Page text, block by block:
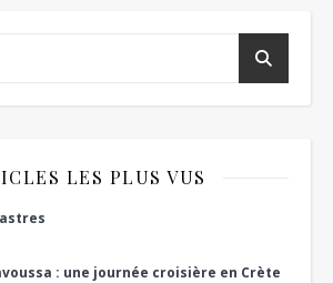
LES PLUS VUS
: une journée croisière en Crète